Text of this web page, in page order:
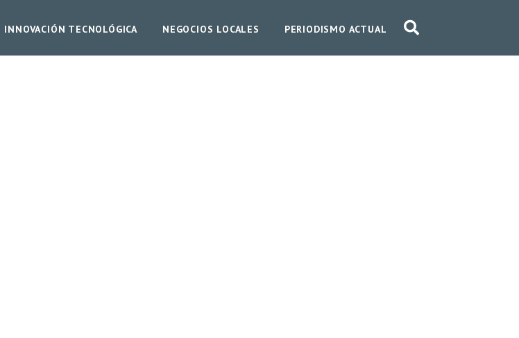
INNOVACIÓN TECNOLÓGICA NEGOCIOS LOCALES PERIODISMO ACTUAL